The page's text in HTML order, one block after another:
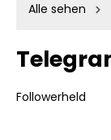
Alle sehen
Followerheld